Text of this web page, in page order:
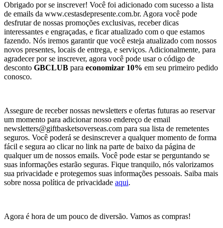
Obrigado por se inscrever! Você foi adicionado com sucesso a lista
de emails da www.cestasdepresente.com.br. Agora você pode
desfrutar de nossas promoções exclusivas, receber dicas
interessantes e engraçadas, e ficar atualizado com o que estamos
fazendo. Nós iremos garantir que você esteja atualizado com nossos
novos presentes, locais de entrega, e serviços. Adicionalmente, para
agradecer por se inscrever, agora você pode usar o código de
desconto GBCLUB para economizar 10% em seu primeiro pedido
conosco.
Assegure de receber nossas newsletters e ofertas futuras ao reservar
um momento para adicionar nosso endereço de email
newsletters@giftbasketsoverseas.com para sua lista de remetentes
seguros. Você poderá se desinscrever a qualquer momento de forma
fácil e segura ao clicar no link na parte de baixo da página de
qualquer um de nossos emails. Você pode estar se perguntando se
suas informações estarão seguras. Fique tranquilo, nós valorizamos
sua privacidade e protegemos suas informações pessoais. Saiba mais
sobre nossa política de privacidade aqui.
Agora é hora de um pouco de diversão. Vamos as compras!